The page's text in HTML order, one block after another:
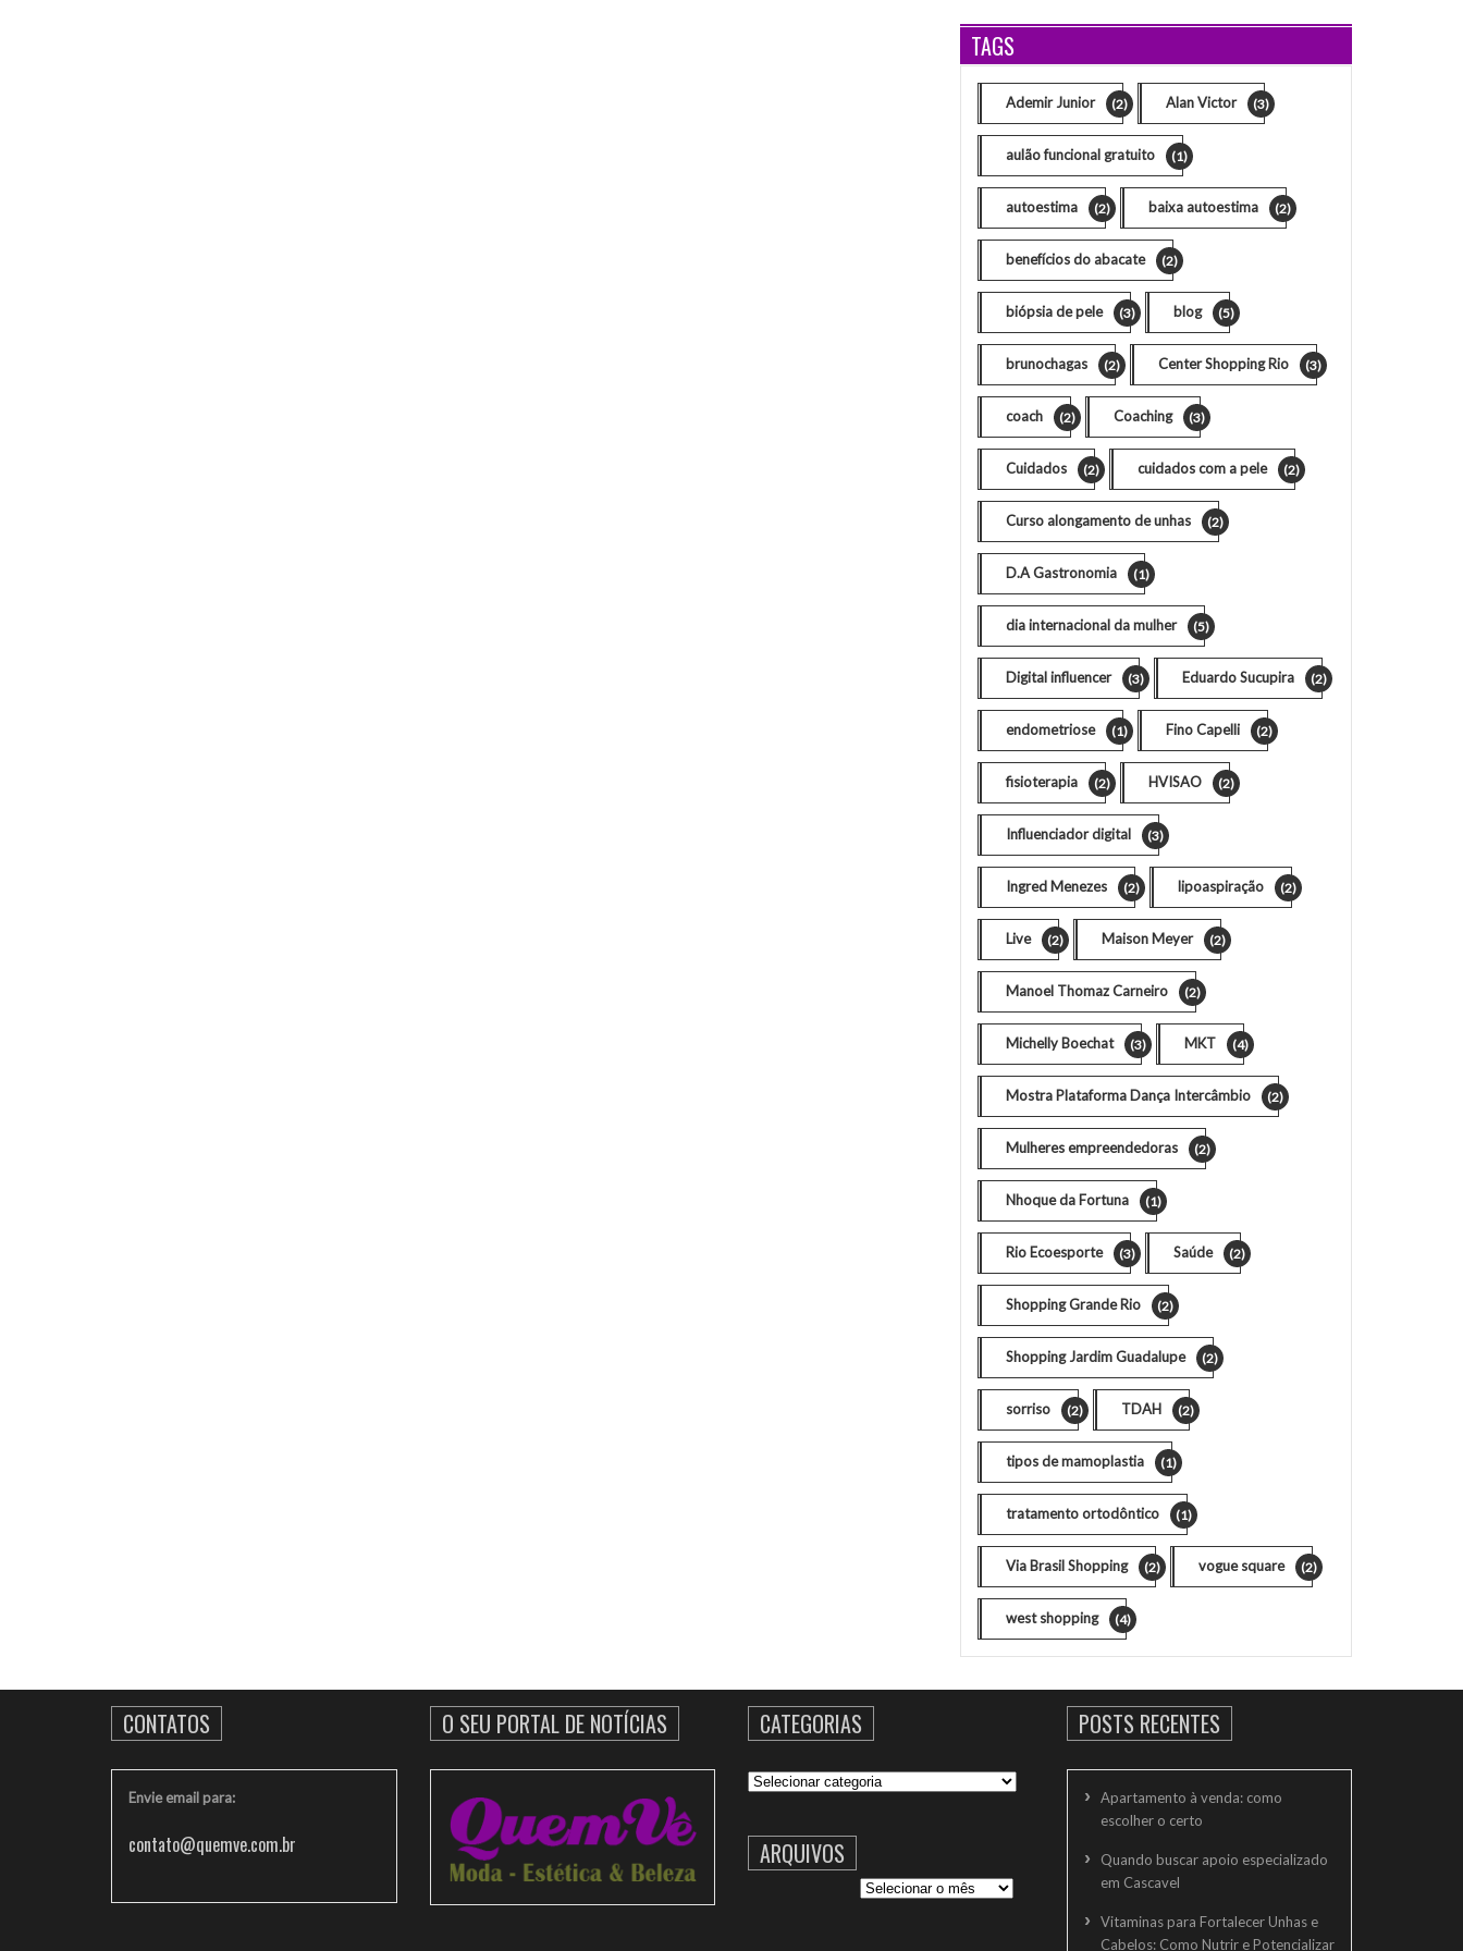
TAGS
Ademir Junior (2) Alan Victor (3)
aulão funcional gratuito (1)
autoestima (2) baixa autoestima (2)
benefícios do abacate (2)
biópsia de pele (3) blog (5)
brunochagas (2) Center Shopping Rio (3)
coach (2) Coaching (3)
Cuidados (2) cuidados com a pele (2)
Curso alongamento de unhas (2)
D.A Gastronomia (1)
dia internacional da mulher (5)
Digital influencer (3) Eduardo Sucupira (2)
endometriose (1) Fino Capelli (2)
fisioterapia (2) HVISAO (2)
Influenciador digital (3)
Ingred Menezes (2) lipoaspiração (2)
Live (2) Maison Meyer (2)
Manoel Thomaz Carneiro (2)
Michelly Boechat (3) MKT (4)
Mostra Plataforma Dança Intercâmbio (2)
Mulheres empreendedoras (2)
Nhoque da Fortuna (1)
Rio Ecoesporte (3) Saúde (2)
Shopping Grande Rio (2)
Shopping Jardim Guadalupe (2)
sorriso (2) TDAH (2)
tipos de mamoplastia (1)
tratamento ortodôntico (1)
Via Brasil Shopping (2) vogue square (2)
west shopping (4)
CONTATOS
Envie email para:
contato@quemve.com.br
O SEU PORTAL DE NOTÍCIAS CATEGORIAS
Categorias
ARQUIVOS
POSTS RECENTES
Apartamento à venda: como
escolher o certo
Quando buscar apoio especializado
em Cascavel
Vitaminas para Fortalecer Unhas e
Cabelos: Como Nutrir e Potencializar